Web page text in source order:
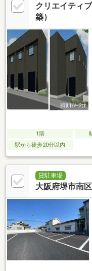
クリエイティ
築）
1階
駅から徒歩20分以内
貸駐車場
大阪府堺市南